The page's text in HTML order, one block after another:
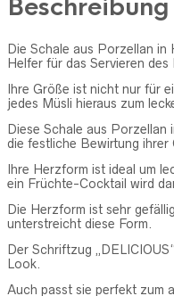
Beschreibung
Die Schale aus Porzellan
Helfer für das Servieren des
Ihre Größe ist nicht nur für
jedes Müsli hieraus zum
Diese Schale aus
die festliche Bewirtung ihrer
Ihre Herzform ist ideal um
ein Früchte-Cocktail wird
Die Herzform ist sehr
unterstreicht diese Form.
Der Schriftzug
Look.
Auch passt sie perfekt zum